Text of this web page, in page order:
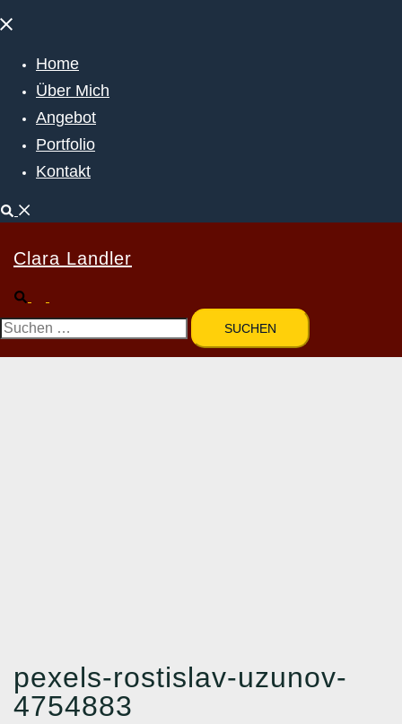
Menü
Home
Über Mich
Angebot
Portfolio
Kontakt
Suche
Clara Landler
Suche
umschalten
Suchen
pexels-rostislav-uzunov-
4754883